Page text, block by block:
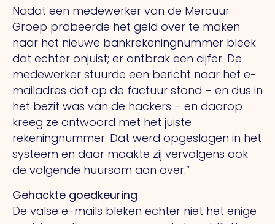
Nadat een medewerker van de Mercuur
Groep probeerde het geld over te maken
naar het nieuwe bankrekeningnummer bleek
dat echter onjuist; er ontbrak een cijfer. De
medewerker stuurde een bericht naar het e-
mailadres dat op de factuur stond – en dus in
het bezit was van de hackers – en daarop
kreeg ze antwoord met het juiste
rekeningnummer. Dat werd opgeslagen in het
systeem en daar maakte zij vervolgens ook
de volgende huursom aan over.”
Gehackte goedkeuring
De valse e-mails bleken echter niet het enige